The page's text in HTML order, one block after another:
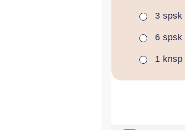
▢
3 spsk
▢
6 spsk
▢
1 knsp